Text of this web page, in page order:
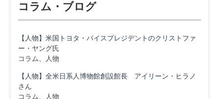
コラム・ブログ
【人物】米国トヨタ・バイスプレジデントのクリストファ
ー・ヤング氏
コラム、人物
【人物】全米日系人博物館創設館長 アイリーン・ヒラノ
さん
コラム、人物